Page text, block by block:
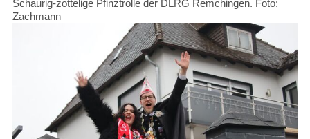
Schaurig-zottelige Pfinztrolle der DLRG Remchingen. Foto:
Zachmann